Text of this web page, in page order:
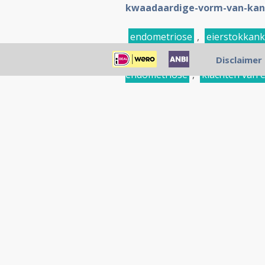
kwaadaardige-vorm-van-
endometriose ,
voedingstoffen
preventie ,
endometriose , klachten van
Disclaimer